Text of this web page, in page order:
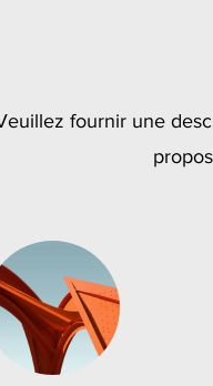
fournir une